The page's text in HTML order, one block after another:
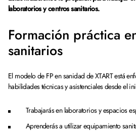
laboratorios y centros sanitarios.
Formación práctica
sanitarios
El modelo de FP en sanidad de XTART está
habilidades técnicas y asistenciales desde el
Trabajarás en laboratorios y espacios
Aprenderás a utilizar equipamiento